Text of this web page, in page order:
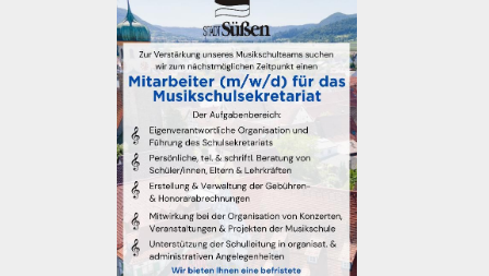
Partnerstädte
Projekte
Schulentwicklung Bizet
Sanierung Hallenbad
Sanierung Bizethalle